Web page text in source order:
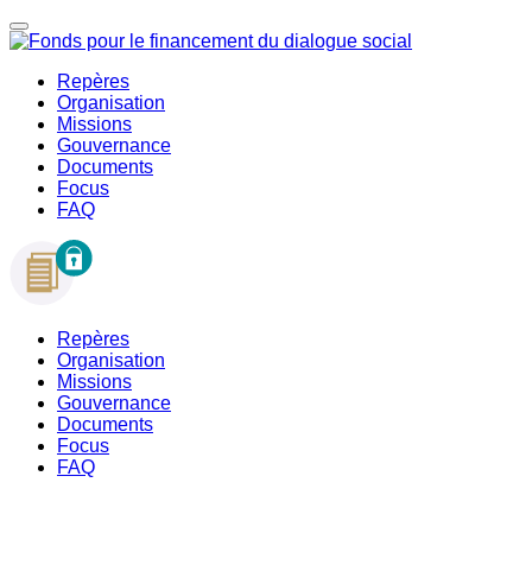
Repères
Organisation
Missions
Gouvernance
Documents
Focus
FAQ
Repères
Organisation
Missions
Gouvernance
Documents
Focus
FAQ